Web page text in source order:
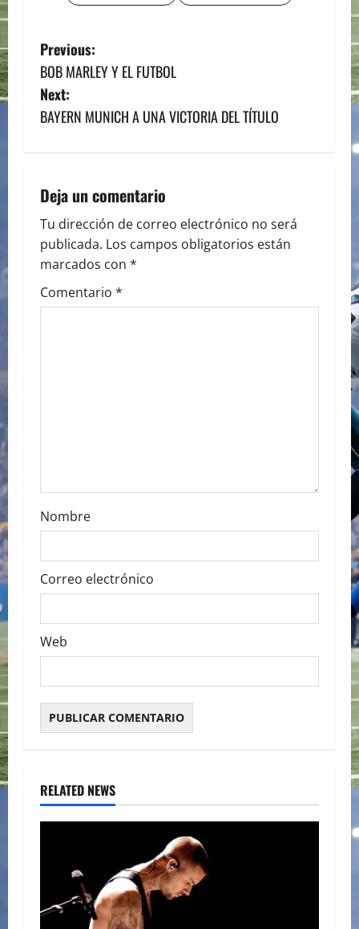
P
o
s
n
a
v
i
n
Previous:
BOB MARLEY Y EL FUTBOL
Next:
BAYERN MUNICH A UNA VICTORIA DEL TÍTULO
Deja un comentario
Tu dirección de correo electrónico no será
publicada. Los campos obligatorios están
marcados con *
Comentario *
Nombre
Correo electrónico
Web
RELATED NEWS